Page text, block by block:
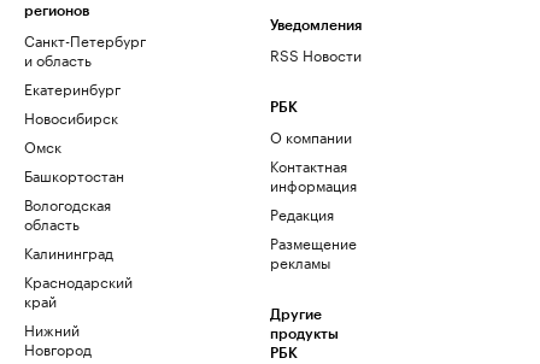
регионов
Санкт-Петербург
и область
Екатеринбург
Новосибирск
Омск
Башкортостан
Вологодская
область
Калининград
Краснодарский
край
Нижний
Новгород
Уведомления
RSS Новости
РБК
О компании
Контактная
информация
Редакция
Размещение
рекламы
Другие
продукты
РБК